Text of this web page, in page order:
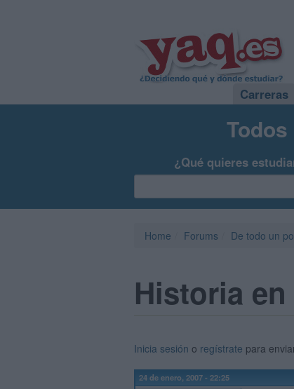
Carreras
¿Qué quieres
Home Forums De todo un
Historia
Inicia sesión o regístrate para
24 de enero, 2007 - 22:25